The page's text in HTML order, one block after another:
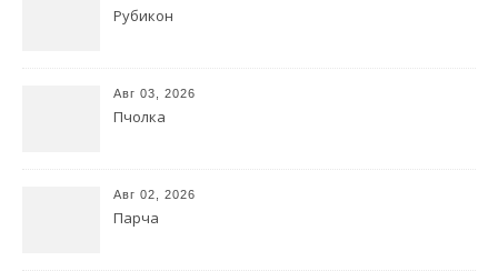
Рубикон
Авг 03, 2026
Пчолка
Авг 02, 2026
Парча